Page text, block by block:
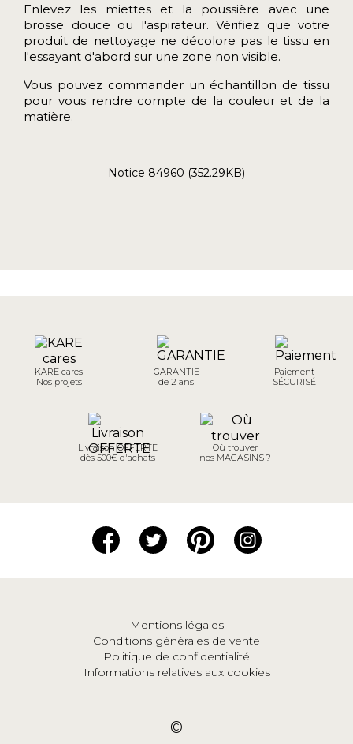
Enlevez les miettes et la poussière avec une
brosse douce ou l'aspirateur. Vérifiez que votre
produit de nettoyage ne décolore pas le tissu en
l'essayant d'abord sur une zone non visible.
Vous pouvez commander un échantillon de tissu
pour vous rendre compte de la couleur et de la
matière.
Notice 84960 (352.29KB)
KARE cares
Nos projets
GARANTIE
de 2 ans
Paiement
SÉCURISÉ
Livraison OFFERTE
dès 500€ d'achats
Où trouver
nos MAGASINS ?
Mentions légales
Conditions générales de vente
Politique de confidentialité
Informations relatives aux cookies
©